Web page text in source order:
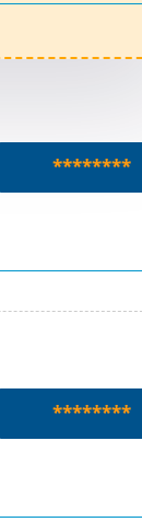
********
********